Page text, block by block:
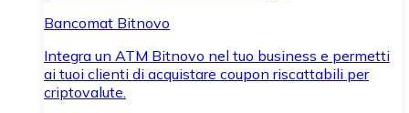
Bancomat Bitnovo
Integra un ATM Bitnovo nel tuo business e permetti
ai tuoi clienti di acquistare coupon riscattabili per
criptovalute.